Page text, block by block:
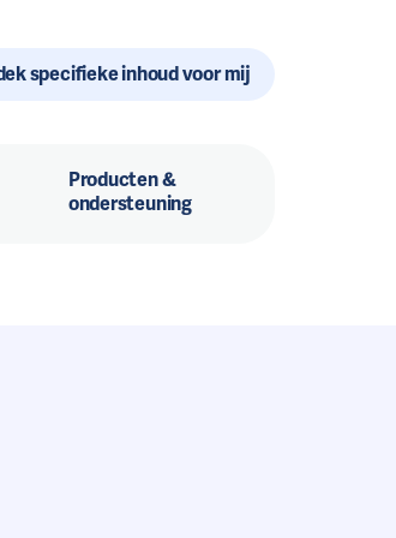
specifieke inhoud voor mij
Producten &
ondersteuning